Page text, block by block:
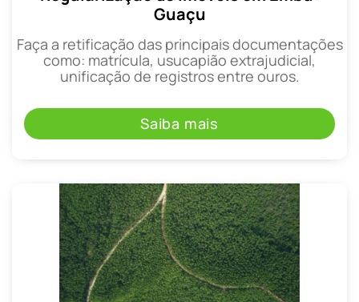
Guaçu
Faça a retificação das principais documentações
como: matrícula, usucapião extrajudicial,
unificação de registros entre ouros.
Saiba mais